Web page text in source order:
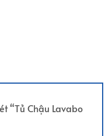
“Tủ Chậu Lavabo